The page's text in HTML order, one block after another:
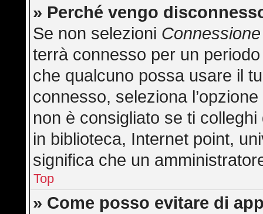
» Perché vengo
Se non selezioni
terrà connesso per un
che qualcuno possa usare il
connesso, seleziona
non è consigliato se ti
in biblioteca, Internet point,
significa che un
Top
» Come posso evitare di